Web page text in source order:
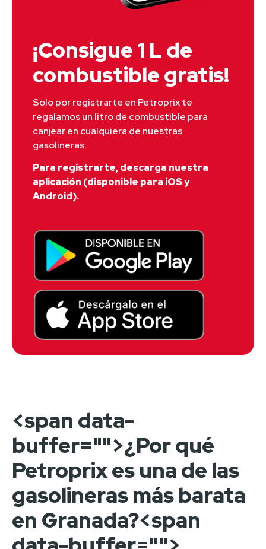
¡Consigue 1 L de
combustible gratis!
Solo por registrarte en Petroprix te
regalamos un litro de combustible para
canjear en cualquiera de nuestras
gasolineras.
Para registrarte, descarga nuestra
aplicación (disponible para iOS y
Android).
<span data-
buffer="">¿Por qué
Petroprix es una de las
gasolineras más barata
en Granada?<span